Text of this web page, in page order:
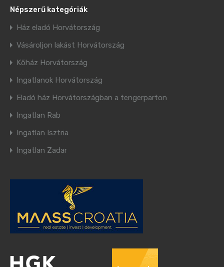
Népszerű kategóriák
Ház eladó Horvátország
Vásároljon lakást Horvátország
Kőház Horvátország
Ingatlanok Horvátország
Eladó ház Horvátországban a tengerparton
Ingatlan Rab
Ingatlan Isztria
Ingatlan Zadar